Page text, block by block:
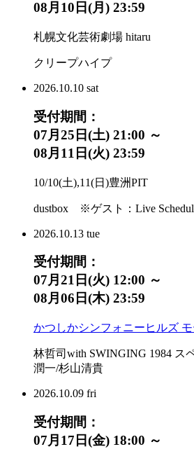
08月10日(月) 23:59
札幌文化芸術劇場 hitaru
クリープハイプ
2026.10.10 sat
受付期間：
07月25日(土) 21:00 ～
08月11日(火) 23:59
10/10(土),11(日)豊洲PIT
dustbox ※ゲスト：Live
2026.10.13 tue
受付期間：
07月21日(火) 12:00 ～
08月06日(木) 23:59
かつしかシンフォニーヒルズ
林哲司with SWINGING 1984 ス
潤一/杉山清貴
2026.10.09 fri
受付期間：
07月17日(金) 18:00 ～